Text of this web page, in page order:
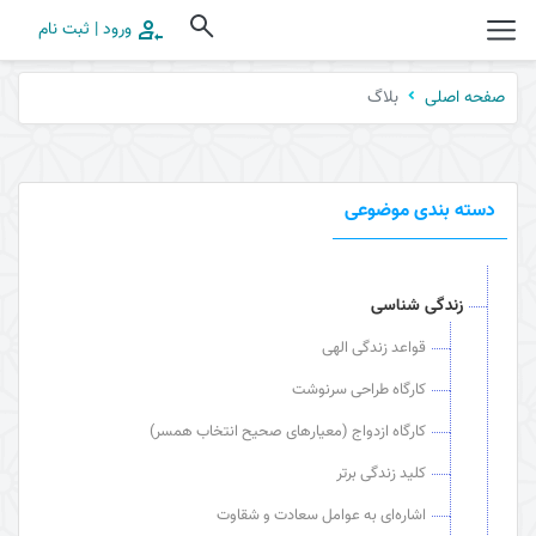
ورود | ثبت نام
صفحه اصلی بلاگ
دسته بندی موضوعی
زندگی شناسی
قواعد زندگی الهی
کارگاه طراحی سرنوشت
کارگاه ازدواج (معیارهای صحیح انتخاب همسر)
کلید زندگی برتر
اشاره‌ای به عوامل سعادت و شقاوت